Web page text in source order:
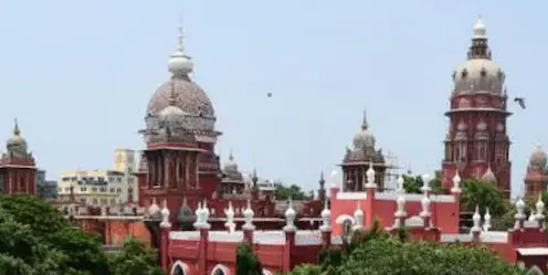
பராமரிப்பு தொகை,
விசாரிக்க நிபந்தனை
Nivetha P Jan 19, 2023
செய்தி முன்னோட்டம்
பராமரிப்பு தொகை மற்றும் ஜீவனாம்சம் கோரி
வேண்டுமென்றுசென்னை உயர்நீதிமன்றம்
சென்னையில் ஓர் தம்பதி தனது மகனிடம்